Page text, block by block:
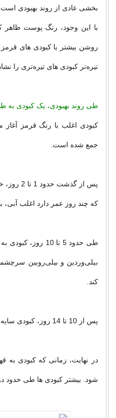
بخشی عادی از روند بهبودی است.
با این وجود، رنگ پوست ظاهر
روشن بیشتر با کبودی های
تیره‌تر کبودی های تیره‌تری را
طی روند بهبودی، یک کبودی به
کبودی اغلب با رنگ قرمز
جمع شده است.
پس از
که چند روز عمر دارد اغلب
طی حدود 5 تا 10
بیلی‌وردین و بیلی‌روبین
کند.
پس از 10 تا 14 روز، کبودی سایه ای زرد-قهوه ای یا قهوه ای روشن به خود می گیرد.
در نهایت، زمانی که کبودی
شود. بیشتر کبودی ها طی حدود